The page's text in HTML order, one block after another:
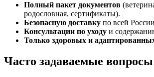
Полный пакет документов
родословная, сертификаты).
Безопасную доставку по всей
Консультации по уходу и
Только здоровых и
Часто задаваемые